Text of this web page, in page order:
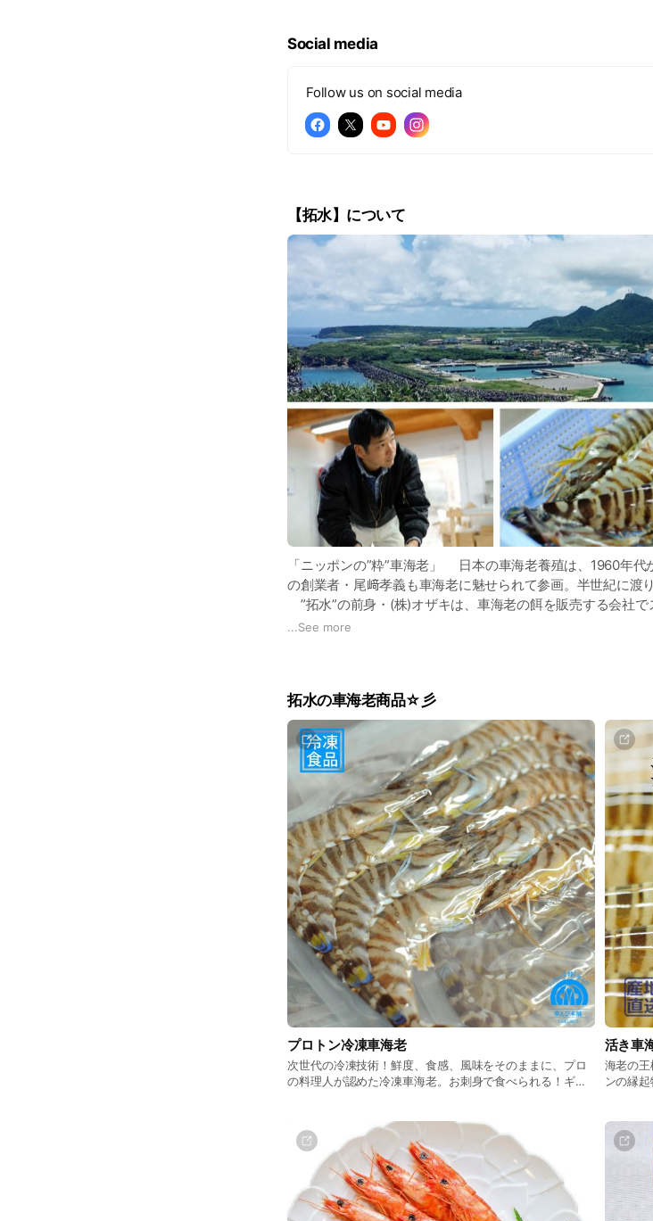
Social media
Follow us on social media
【拓水】について
「ニッポンの”粋”車海老」 日本の車海老養殖は、1960年
の創業者・尾﨑孝義も車海老に魅せられて参画。半世紀に渡
”拓水”の前身・(株)オザキは、車海老の餌を販売する会社
年に長崎の五島列島で実現。遊休化したかつての海老養殖場
...See more
拓水の車海老商品☆彡
プロトン冷凍車海老
次世代の冷凍技術！鮮度、食感、風味をそのままに、プロ
の料理人が認めた冷凍車海老。お刺身で食べられる！ギフ
活き車
海老の
ンの縁